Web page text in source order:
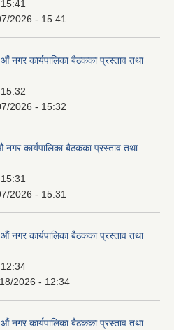
2026 - 15:41
कार्यपालिका बैठकका प्रस्ताव तथा
2026 - 15:32
कार्यपालिका बैठकका प्रस्ताव तथा
2026 - 15:31
कार्यपालिका बैठकका प्रस्ताव तथा
2026 - 12:34
कार्यपालिका बैठकका प्रस्ताव तथा